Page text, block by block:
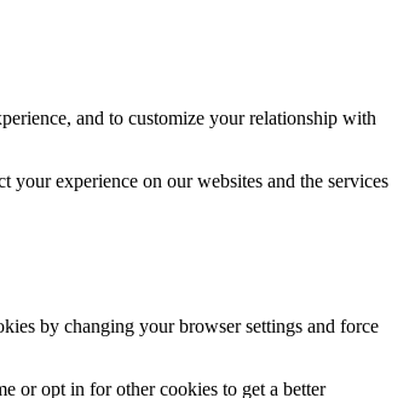
and to customize your relationship with
experience on our websites and the services
by changing your browser settings and force
or opt in for other cookies to get a better